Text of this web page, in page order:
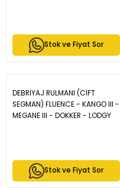
Stok ve Fiyat Sor
DEBRİYAJ RULMANI (CİFT
SEGMAN) FLUENCE - KANGO III -
MEGANE III - DOKKER - LODGY
Stok ve Fiyat Sor